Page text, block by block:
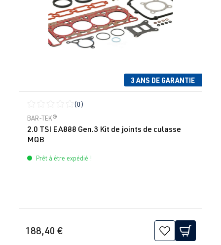
3 ANS DE GARANTIE
Note moyenne de 0 sur 5 étoiles
(0)
BAR-TEK®
2.0 TSI EA888 Gen.3 Kit de joints de culasse
MQB
Prêt à être expédié !
188,40 €